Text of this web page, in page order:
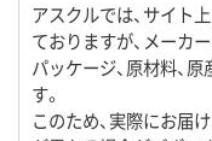
アスクルでは、サイト
ておりますが、メーカー
パッケージ、原材料、
す。
このため、実際にお届